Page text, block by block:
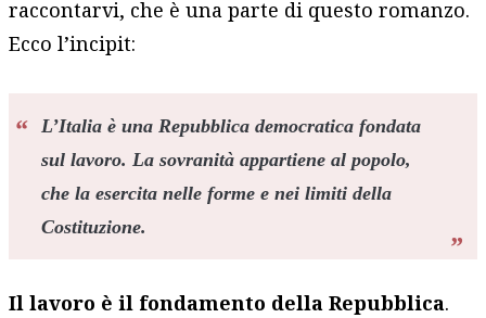
raccontarvi, che è una parte di questo romanzo.
Ecco l’incipit:
L’Italia è una Repubblica democratica fondata
sul lavoro. La sovranità appartiene al popolo,
che la esercita nelle forme e nei limiti della
Costituzione.
Il lavoro è il fondamento della Repubblica.